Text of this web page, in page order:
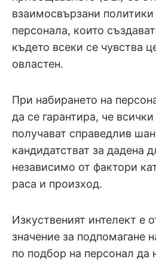
взаимосвързани политики
персонала, които
където всеки се чувства
овластен.
При набирането на
да се гарантира, че
получават справедлив
кандидатстват за дадена
независимо от фактори
раса и произход.
Изкуственият интелект е
значение за подпомагане
по подбор на персонал да